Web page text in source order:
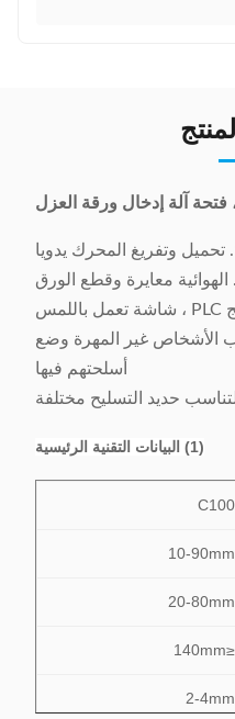
فتحة آلة إدخال ورقة العزل
الأشخاص غير المهرة وضع
أسلحتهم فيها
(1) البيانات التقنية الرئيسية
C100
10-90mm
20-80mm
≤140mm
2-4mm